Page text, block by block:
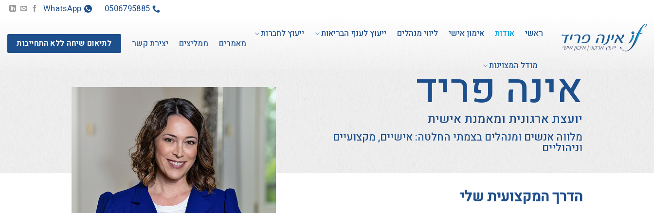
to
content
0506795885
WhatsApp
ראשי אודות אימון אישי ליווי מנהלים ייעוץ לענף הבריאות ייעוץ לחברות
מודל המצוינות
מאמרים ממליצים יצירת קשר לתיאום שיחה ללא התחייבות
אינה פריד
יועצת ארגונית ומאמנת אישית
מלווה אנשים ומנהלים בצמתי החלטה: אישיים, מקצועיים
וניהוליים
הדרך המקצועית שלי